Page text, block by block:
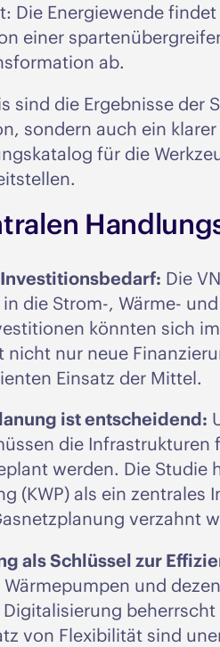
Die Energiewende
einer
ab.
sind die Ergebnisse
sondern auch ein
für die
Die
die Strom-, Wärme-
könnten sich
nicht nur neue
Einsatz der Mittel.
ist entscheidend:
die Infrastrukturen
werden. Die Studie
(KWP) als ein
verzahnt
als Schlüssel zur
Wärmepumpen und
von Flexibilität sind